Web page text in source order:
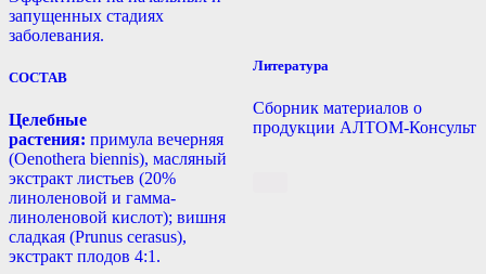
запущенных стадиях
заболевания.
СОСТАВ
Целебные
растения: примула вечерняя
(Oenothera biennis), масляный
экстракт листьев (20%
линоленовой и гамма-
линоленовой кислот); вишня
сладкая (Prunus cerasus),
экстракт плодов 4:1.
Литература
Сборник материалов о
продукции АЛТОМ-Консульт